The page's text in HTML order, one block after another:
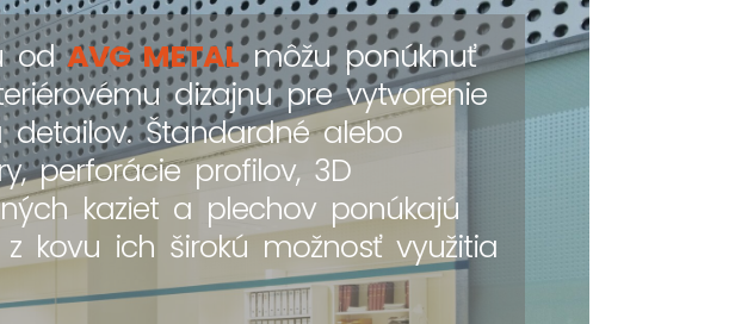
odAVG METALmôžu ponúknuť
dizajnu pre vytvorenie
Štandardné alebo
perforácie profilov, 3D
kaziet a plechov ponúkajú
kovu ich širokú možnosť využitia